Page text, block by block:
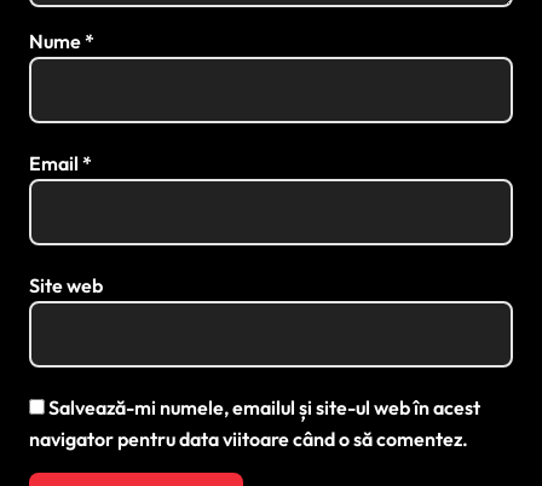
Nume*
Email *
Site web
Salvează-mi numele, emailul și site-ul web în acest
navigator pentru data viitoare când o să comentez.